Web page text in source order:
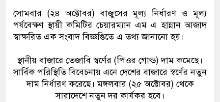
সোমবার (২৪ অ‌ক্টোবর) বাজুসের মূল্য নির্ধারণ ও মূল্য
পর্যবেক্ষণ স্থায়ী কমিটির চেয়ারম্যান এম এ হান্নান আজাদ
স্বাক্ষরিত এক সংবাদ বিজ্ঞপ্তিতে এ তথ্য জানানো হয়।
স্থানীয় বাজারে তেজাবি স্বর্ণের (পিওর গোল্ড) দাম কমেছে।
সার্বিক পরিস্থিতি বিবেচনায় এনে দেশের বাজারে স্বর্ণের নতুন
দাম নির্ধারণ করেছে। মঙ্গলবার (২৫ অক্টোবর) থেকে
সারাদেশে নতুন দর কার্যকর হবে।